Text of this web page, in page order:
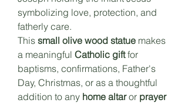
symbolizing love, protection, and
fatherly care.
This small olive wood statue makes
a meaningful Catholic giftfor
baptisms, confirmations, Father's
Day, Christmas, or as a thoughtful
addition to any home altaror prayer